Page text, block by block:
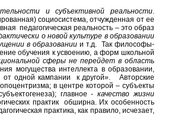
и субъективной реальности.
социосистема, отчужденная от ее
педагогическая реальность – это образ
о новой культуре в образовании
в образовании и т.д. Так философы-
обучения к усвоению, а форм школьной
сферы не перейдет в область
могущества интеллекта в образовании,
от одной кампании к другой». Авторские
в центре которой – субъекты
главное -качество жизни
практик обширна. Их особенность
практика, как правило, исчезает,